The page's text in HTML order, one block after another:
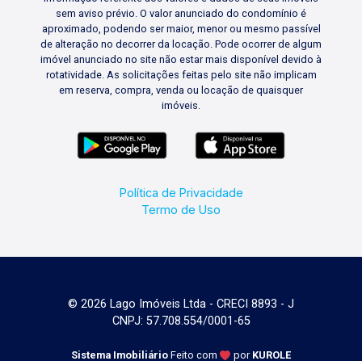
sem aviso prévio. O valor anunciado do condomínio é
aproximado, podendo ser maior, menor ou mesmo passível
de alteração no decorrer da locação. Pode ocorrer de algum
imóvel anunciado no site não estar mais disponível devido à
rotatividade. As solicitações feitas pelo site não implicam
em reserva, compra, venda ou locação de quaisquer
imóveis.
Política de Privacidade
Termo de Uso
© 2026 Lago Imóveis Ltda - CRECI 8893 - J
CNPJ: 57.708.554/0001-65
Sistema Imobiliário Feito com por KUROLE